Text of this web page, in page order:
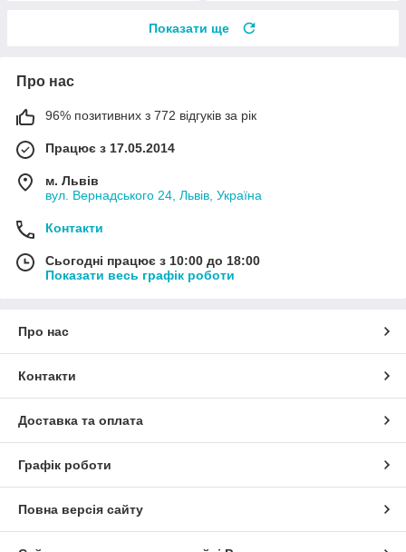
Показати ще
Про нас
96% позитивних з 772 відгуків за рік
Працює з 17.05.2014
м. Львів
вул. Вернадського 24, Львів, Україна
Контакти
Сьогодні працює з 10:00 до 18:00
Показати весь графік роботи
Про нас
Контакти
Доставка та оплата
Графік роботи
Повна версія сайту